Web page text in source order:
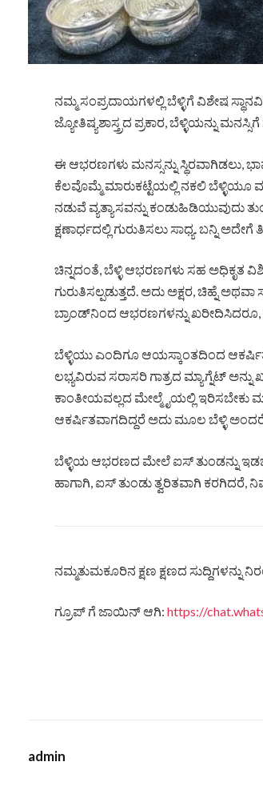
ನಮ್ಮ ಸಂಪ್ರದಾಯಗಳಲ್ಲಿ ಬೆಳ್ಳಿಗೆ ವಿಶೇಷ
ಜ್ಯೋತಿಷ್ಯಶಾಸ್ತ್ರದ ಪ್ರಕಾರ, ಬೆಳ್ಳಿಯನ್ನು
ಈ ಆಭರಣಗಳು ಮನಸ್ಸನ್ನು ಸ್ಥಿರವಾಗಿಡಲು,
ಕೆಲವೊಮ್ಮೆ ಮಾರುಕಟ್ಟೆಯಲ್ಲಿ ನಕಲಿ ಬೆಳ್ಳಿಯೂ
ನಡುವೆ ವ್ಯತ್ಯಾಸವನ್ನು
ಕ್ಷಣಾರ್ಧದಲ್ಲಿ ಗುರುತಿಸಲು ಸಾಧ್ಯ. ಬನ್ನಿ
ಚಿನ್ನದಂತೆ, ಬೆಳ್ಳಿ ಆಭರಣಗಳು ಸಹ ಅಧಿಕೃತ
ಗುರುತಿಸಲ್ಪಡುತ್ತದೆ. ಅದು ಅಕ್ಷರ, ಚಿಹ್ನೆ
ಬ್ರಾಂಡ್‌ನಿಂದ ಆಭರಣಗಳನ್ನು ಖರೀದಿಸಿದರೂ,
ಬೆಳ್ಳಿಯು ಎಂದಿಗೂ ಆಯಸ್ಕಾಂತದಿಂದ
ಲಭ್ಯವಿರುವ ಸರಾಸರಿ ಗಾತ್ರದ ಮ್ಯಾಗ್ನೆಟ್
ಕಾಂತೀಯವಲ್ಲದ ಮೇಲ್ಮೈಯಲ್ಲಿ ಇರಿಸಬೇಕು
ಆಕರ್ಷಿತವಾಗದಿದ್ದರೆ ಅದು ಮೂಲ ಬೆಳ್ಳಿ
ಬೆಳ್ಳಿಯ ಆಭರಣದ ಮೇಲೆ ಐಸ್ ತುಂಡನ್ನು
ಹಾಗಾಗಿ, ಐಸ್ ತುಂಡು ತ್ವರಿತವಾಗಿ ಕರಗಿದರೆ,
ನಮ್ಮತುಮಕೂರಿನ ಕ್ಷಣ ಕ್ಷಣದ ಸುದ್ದಿಗಳನ್ನು
ಗ್ರೂಪ್ ಗೆ ಜಾಯಿನ್ ಆಗಿ: https://
admin